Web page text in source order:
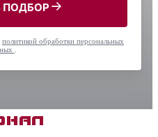
ПОДБОР
политикой обработки персональных